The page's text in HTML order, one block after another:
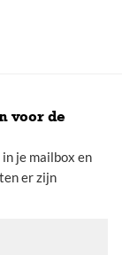
voor de
je mailbox en
er zijn